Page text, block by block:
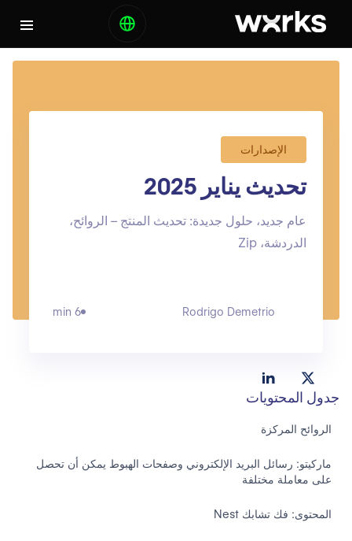
الإصدارات
تحديث يناير 2025
عام جديد، حلول جديدة: تحديث المنتج – الروائح،
الدردشة، Zip
Rodrigo Demetrio
6 min
جدول المحتويات
الروائح المركزة
ماركيتو: رسائل البريد الإلكتروني وصفحات الهبوط يمكن أن تحصل
على معاملة مختلفة
المحتوى: فك تشابك Nest